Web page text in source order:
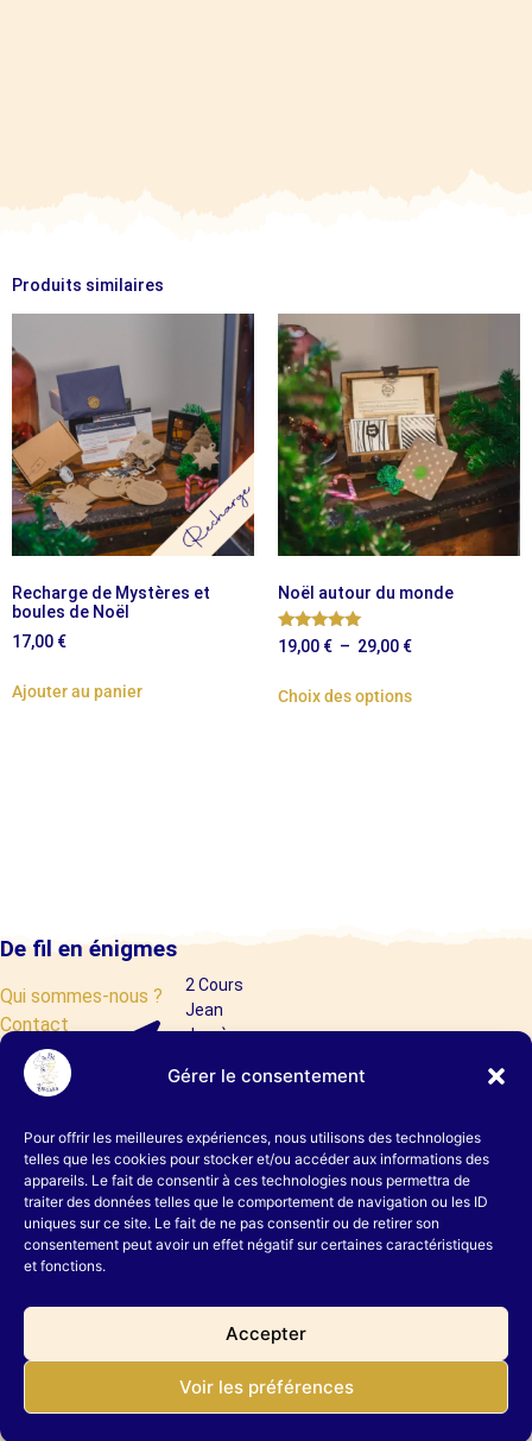
Gérer le consentement
Pour offrir les meilleures expériences, nous utilisons des technologies
telles que les cookies pour stocker et/ou accéder aux informations des
appareils. Le fait de consentir à ces technologies nous permettra de
traiter des données telles que le comportement de navigation ou les ID
uniques sur ce site. Le fait de ne pas consentir ou de retirer son
consentement peut avoir un effet négatif sur certaines caractéristiques
et fonctions.
Accepter
Voir les préférences
Produits similaires
Recharge de Mystères et
boules de Noël
17,00 €
Ajouter au panier
Noël autour du monde
Note
4.92
19,00 € – 29,00 €
Choix des options
2 Cours
Jean
Jaurès,
Grenoble
04
58
00
38
66
@defilenenigmes.fr
De fil en énigmes
Qui sommes-nous ?
Contact
FAQ
Liens utiles
Mentions légales
Politique de confidentialite
Charte de cookie
Conditions Générales de ventes
Livraison
© 2024 De fil en énigmes– une marque d’Au fil du
dédale– Escape Game à Grenoble